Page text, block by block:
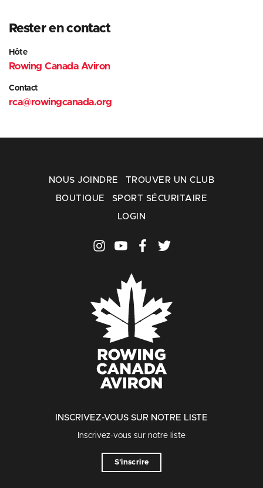
Rester en contact
Hôte
Rowing Canada Aviron
Contact
rca@rowingcanada.org
NOUS JOINDRE TROUVER UN CLUB
BOUTIQUE SPORT SÉCURITAIRE
LOGIN
INSCRIVEZ-VOUS SUR NOTRE LISTE
Inscrivez-vous sur notre liste
S'inscrire